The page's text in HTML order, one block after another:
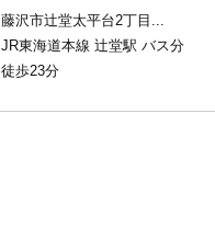
藤沢市辻堂太平台2丁目...
JR東海道本線 辻堂駅 バス分
徒歩23分